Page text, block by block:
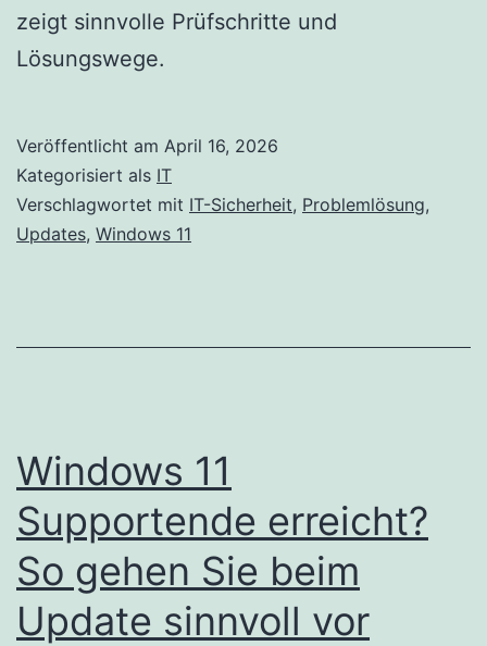
zeigt sinnvolle Prüfschritte und
Lösungswege.
Veröffentlicht am April 16, 2026
Kategorisiert als IT
Verschlagwortet mit IT-Sicherheit, Problemlösung,
Updates, Windows 11
Windows 11
Supportende erreicht?
So gehen Sie beim
Update sinnvoll vor